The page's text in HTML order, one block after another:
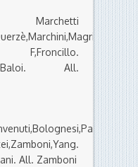
Marchetti
F,Froncillo.
All.
All. Zamboni